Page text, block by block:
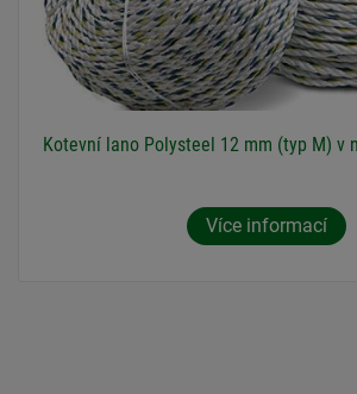
Kotevní lano Polysteel 12 mm (typ M) v
Více informací